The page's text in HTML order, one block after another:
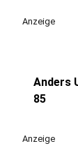
Anzeige
Anders
85
Anzeige